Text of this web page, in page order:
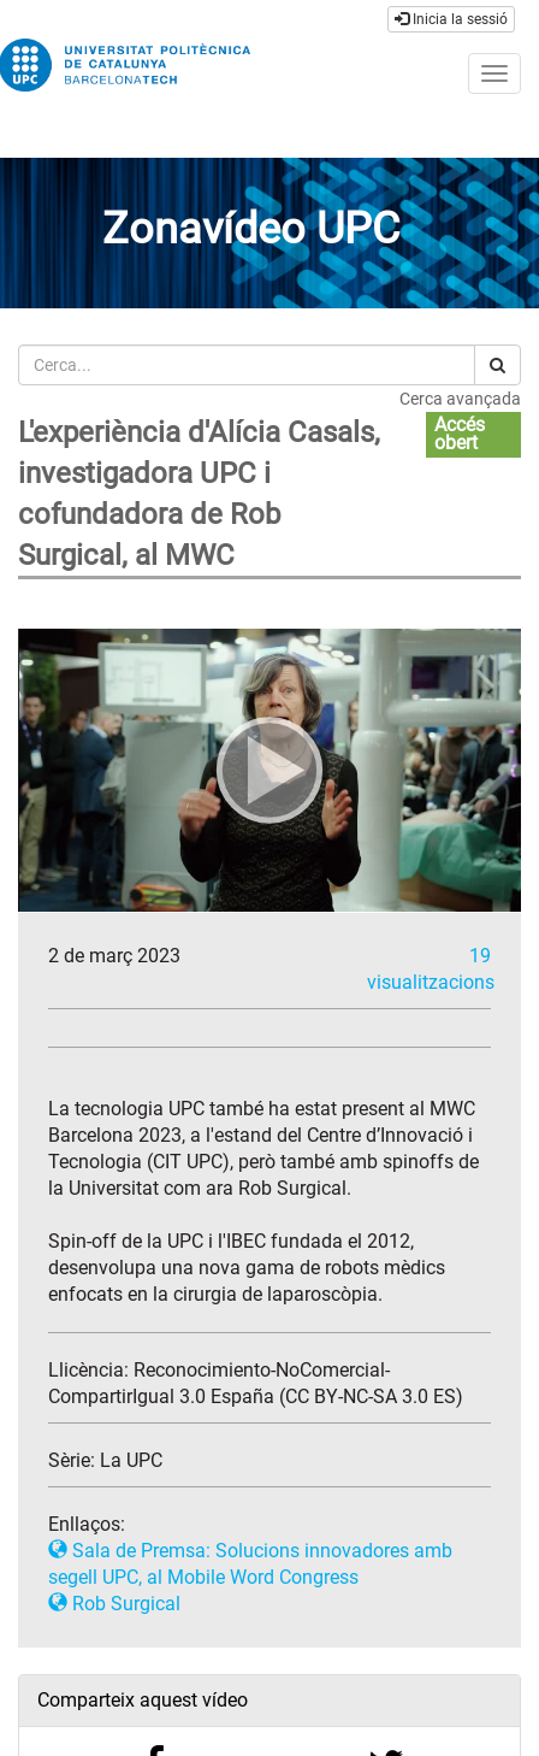
Inicia la sessió
Zonavídeo UPC
Cerca
Cerca avançada
L'experiència d'Alícia Casals,
investigadora UPC i
cofundadora de Rob
Surgical, al MWC
Accés
obert
2 de març 2023
19
visualitzacions
La tecnologia UPC també ha estat present al MWC
Barcelona 2023, a l'estand del Centre d’Innovació i
Tecnologia (CIT UPC), però també amb spinoffs de
la Universitat com ara Rob Surgical.
Spin-off de la UPC i l'IBEC fundada el 2012,
desenvolupa una nova gama de robots mèdics
enfocats en la cirurgia de laparoscòpia.
Llicència: Reconocimiento-NoComercial-
CompartirIgual 3.0 España (CC BY-NC-SA 3.0 ES)
Sèrie: La UPC
Enllaços:
Sala de Premsa: Solucions innovadores amb
segell UPC, al Mobile Word Congress
Rob Surgical
Comparteix aquest vídeo